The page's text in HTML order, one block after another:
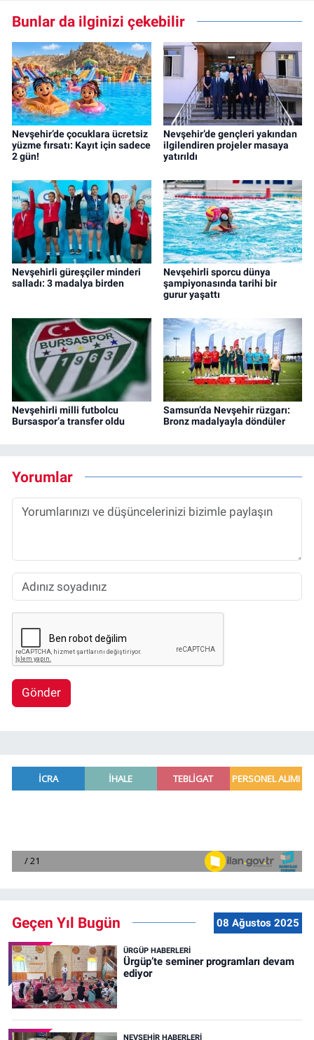
Bunlar da ilginizi çekebilir
Nevşehir’de çocuklara ücretsiz
yüzme fırsatı: Kayıt için sadece
2 gün!
Nevşehir’de gençleri yakından
ilgilendiren projeler masaya
yatırıldı
Nevşehirli güreşçiler minderi
salladı: 3 madalya birden
Nevşehirli sporcu dünya
şampiyonasında tarihi bir
gurur yaşattı
Nevşehirli milli futbolcu
Bursaspor’a transfer oldu
Samsun’da Nevşehir rüzgarı:
Bronz madalyayla döndüler
Yorumlar
Gönder
Geçen Yıl Bugün 08 Ağustos 2025
ÜRGÜP HABERLERI
Ürgüp’te seminer programları devam
ediyor
NEVŞEHIR HABERLERI